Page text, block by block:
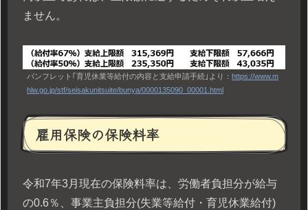
ません。
パンフレット｢育児休業等給付の内容と支給申請手続｣より： https://www.m
hlw.go.jp/stf/seisakunitsuite/bunya/0000135090_00001.html
雇用保険の保険料率
令和7年3月現在の保険料率は、労働者負担分が給与
の0.6％、事業主負担分(失業等給付・育児休業給付)